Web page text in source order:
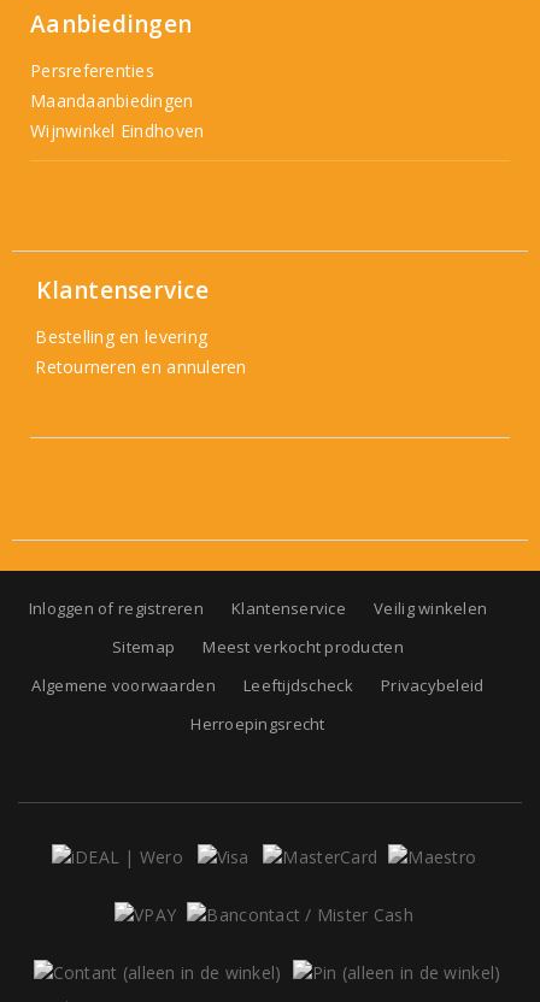
Aanbiedingen
Persreferenties
Maandaanbiedingen
Wijnwinkel Eindhoven
Klantenservice
Bestelling en levering
Retourneren en annuleren
Inloggen of registreren Klantenservice
Veilig winkelen
Sitemap
Meest verkocht producten
Algemene voorwaarden
Leeftijdscheck
Privacybeleid
Herroepingsrecht